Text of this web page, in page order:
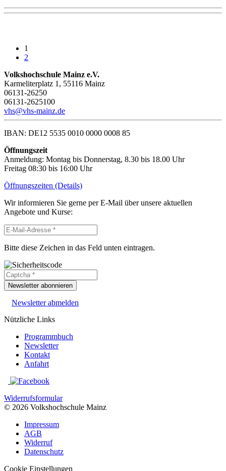
1
2
Volkshochschule Mainz e.V.
Karmeliterplatz 1, 55116 Mainz
06131-26250
06131-2625100
vhs@vhs-mainz.de
IBAN: DE12 5535 0010 0000 0008 85
Öffnungszeit
Anmeldung: Montag bis Donnerstag, 8.30 bis 18.00 Uhr
Freitag 08:30 bis 16:00 Uhr
Öffnungszeiten (Details)
Wir informieren Sie gerne per E-Mail über unsere aktuellen
Angebote und Kurse:
Bitte diese Zeichen in das Feld unten eintragen.
Newsletter abonnieren
Newsletter abmelden
Nützliche Links
Programmbuch
Newsletter
Kontakt
Anfahrt
Widerrufsformular
© 2026 Volkshochschule Mainz
Impressum
AGB
Widerruf
Datenschutz
Cookie Einstellungen